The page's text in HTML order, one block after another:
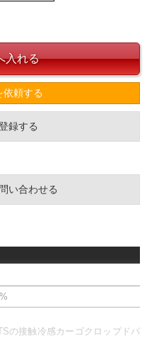
依頼する
録する
い合わせる
の接触冷感カーゴクロップドパ